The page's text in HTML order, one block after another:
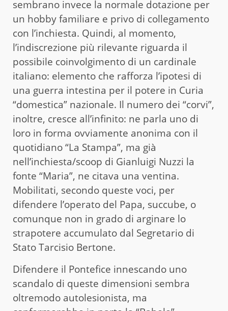
sembrano invece la normale dotazione per
un hobby familiare e privo di collegamento
con l’inchiesta. Quindi, al momento,
l’indiscrezione più rilevante riguarda il
possibile coinvolgimento di un cardinale
italiano: elemento che rafforza l’ipotesi di
una guerra intestina per il potere in Curia
“domestica” nazionale. Il numero dei “corvi”,
inoltre, cresce all’infinito: ne parla uno di
loro in forma ovviamente anonima con il
quotidiano “La Stampa”, ma già
nell’inchiesta/scoop di Gianluigi Nuzzi la
fonte “Maria”, ne citava una ventina.
Mobilitati, secondo queste voci, per
difendere l’operato del Papa, succube, o
comunque non in grado di arginare lo
strapotere accumulato dal Segretario di
Stato Tarcisio Bertone.
Difendere il Pontefice innescando uno
scandalo di queste dimensioni sembra
oltremodo autolesionista, ma